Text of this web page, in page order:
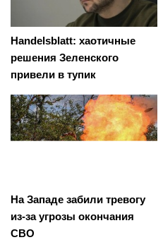
Handelsblatt: хаотичные
решения Зеленского
привели в тупик
На Западе забили тревогу
из-за угрозы окончания
СВО